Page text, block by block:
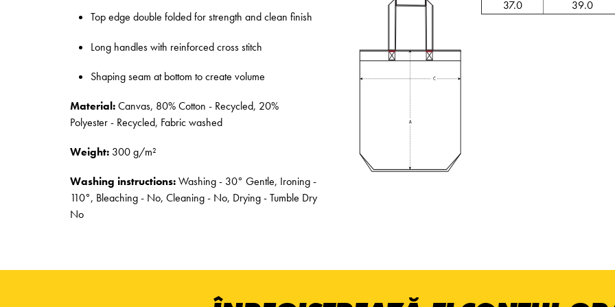
Top edge double folded for strength and clean finish
Long handles with reinforced cross stitch
Shaping seam at bottom to create volume
Material:Canvas, 80% Cotton - Recycled, 20%
Polyester - Recycled, Fabric washed
Weight: 300 g/m²
Washing instructions:Washing - 30° Gentle, Ironing -
110°, Bleaching - No, Cleaning - No, Drying - Tumble Dry
No
37.0 39.0